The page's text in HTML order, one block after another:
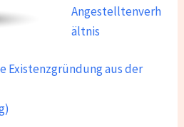
Angestelltenverh
ältnis
Existenzgründung aus der